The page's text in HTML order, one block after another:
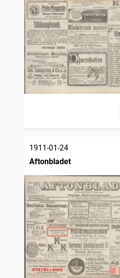
1911-01-24
Aftonbladet